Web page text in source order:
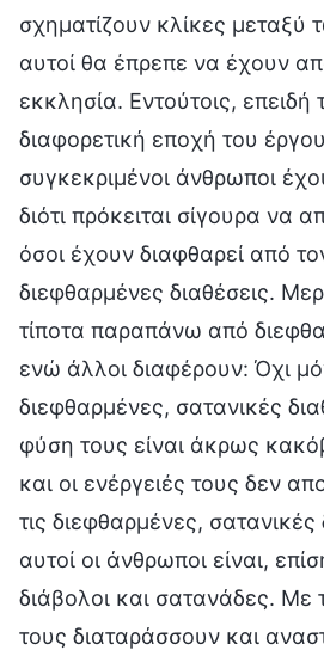
σχηματίζουν κλίκες
αυτοί θα έπρεπε να έχουν
εκκλησία. Εντούτοις, επειδή
διαφορετική εποχή του
συγκεκριμένοι άνθρωποι
διότι πρόκειται σίγουρα να
όσοι έχουν διαφθαρεί από
διεφθαρμένες διαθέσεις.
τίποτα παραπάνω από
ενώ άλλοι διαφέρουν: Όχι
διεφθαρμένες, σατανικές
φύση τους είναι άκρως
και οι ενέργειές τους δεν
τις διεφθαρμένες, σατανικές
αυτοί οι άνθρωποι είναι,
διάβολοι και σατανάδες. Με
τους διαταράσσουν και